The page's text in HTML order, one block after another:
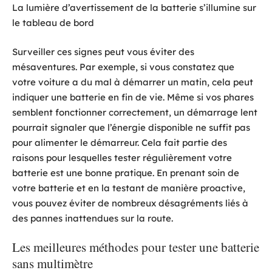
La lumière d’avertissement de la batterie s’illumine sur
le tableau de bord
Surveiller ces signes peut vous éviter des
mésaventures. Par exemple, si vous constatez que
votre voiture a du mal à démarrer un matin, cela peut
indiquer une batterie en fin de vie. Même si vos phares
semblent fonctionner correctement, un démarrage lent
pourrait signaler que l’énergie disponible ne suffit pas
pour alimenter le démarreur. Cela fait partie des
raisons pour lesquelles tester régulièrement votre
batterie est une bonne pratique. En prenant soin de
votre batterie et en la testant de manière proactive,
vous pouvez éviter de nombreux désagréments liés à
des pannes inattendues sur la route.
Les meilleures méthodes pour tester une batterie
sans multimètre